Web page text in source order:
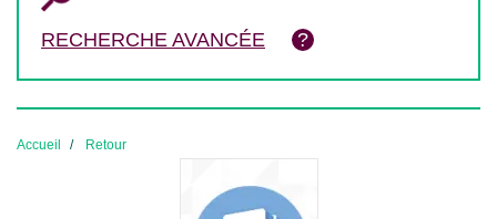
RECHERCHE AVANCÉE
Accueil Retour